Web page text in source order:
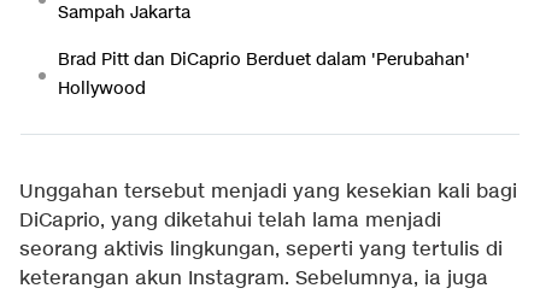
Sampah Jakarta
Brad Pitt dan DiCaprio Berduet dalam 'Perubahan'
Hollywood
Unggahan tersebut menjadi yang kesekian kali bagi
DiCaprio, yang diketahui telah lama menjadi
seorang aktivis lingkungan, seperti yang tertulis di
keterangan akun Instagram. Sebelumnya, ia juga